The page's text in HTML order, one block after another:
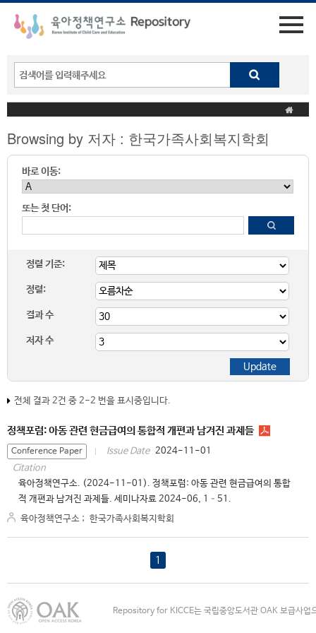
Browsing by 저자 : 한국가족사회복지학회
바로 이동:
또는 첫 단어:
정렬 기준:
정렬:
결과 수
저자 수
전체 결과 2건 중 2-2 번을 표시중입니다.
정책포럼: 아동 관련 현금급여의 통합적 개편과 남겨진 과제들
Conference Paper Issue Date 2024-11-01
Citation
육아정책연구소. (2024-11-01). 정책포럼: 아동 관련 현금급여의 통합
적 개편과 남겨진 과제들. 세미나자료 2024-06, 1–51.
육아정책연구소 ; 한국가족사회복지학회
1
Repository for KICCE는 국립중앙도서관 OAK 보급사업